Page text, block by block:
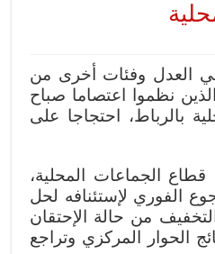
العدل وفئات أخرى من
نظموا اعتصاما صباح
بالرباط، احتجاجا على
الجماعات المحلية،
الفوري لإستئنافه لحل
من حالة الإحتقان
الحوار المركزي وتراجع